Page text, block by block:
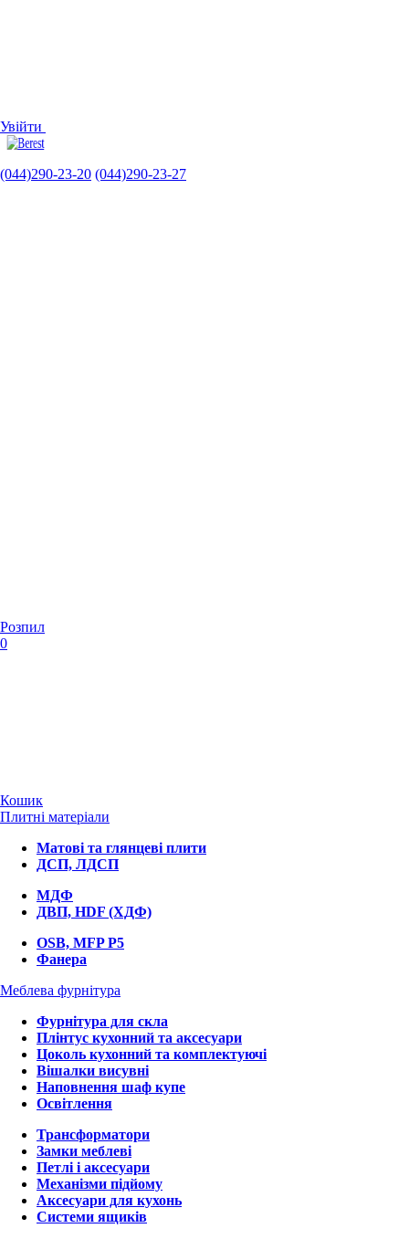
Увійти
(044)290-23-20 (044)290-23-27
Розпил
0
Кошик
Плитні матеріали
Матові та глянцеві плити
ДСП, ЛДСП
МДФ
ДВП, HDF (ХДФ)
OSB, MFP P5
Фанера
Меблева фурнітура
Фурнітура для скла
Плінтус кухонний та аксесуари
Цоколь кухонний та комплектуючі
Вішалки висувні
Наповнення шаф купе
Освітлення
Трансформатори
Замки меблеві
Петлі і аксесуари
Механізми підйому
Аксесуари для кухонь
Системи ящиків